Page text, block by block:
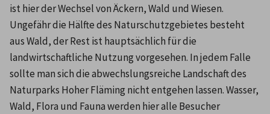
ist hier der Wechsel von Äckern, Wald und Wiesen.
Ungefähr die Hälfte des Naturschutzgebietes besteht
aus Wald, der Rest ist hauptsächlich für die
landwirtschaftliche Nutzung vorgesehen. In jedem Falle
sollte man sich die abwechslungsreiche Landschaft des
Naturparks Hoher Fläming nicht entgehen lassen. Wasser,
Wald, Flora und Fauna werden hier alle Besucher